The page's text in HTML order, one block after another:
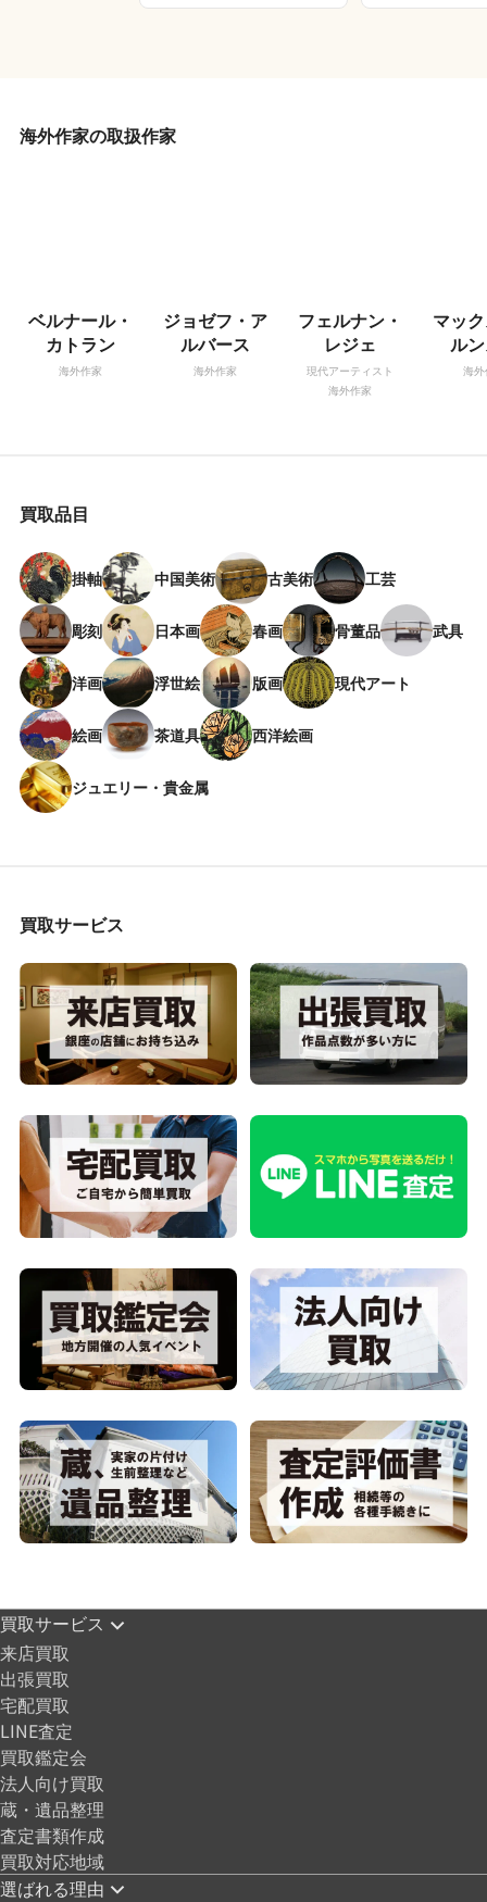
海外作家の取扱作家
ベルナール・
カトラン
海外作家
ジョゼフ・ア
ルバース
海外作家
フェルナン・
レジェ
現代アーティスト
海外作家
マッ
ル
海
買取品目
掛軸 中国美術 古美術 工芸
彫刻 日本画 春画 骨董品 武具
洋画 浮世絵 版画 現代アート
絵画 茶道具 西洋絵画
ジュエリー・貴金属
買取サービス
買取サービス
来店買取
出張買取
宅配買取
LINE査定
買取鑑定会
法人向け買取
蔵・遺品整理
査定書類作成
買取対応地域
選ばれる理由